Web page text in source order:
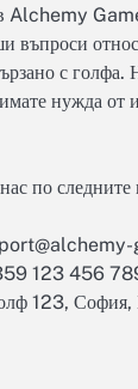
Alchemy
въпроси
с голфа.
имате нужда
по следните
123 456
123, София,